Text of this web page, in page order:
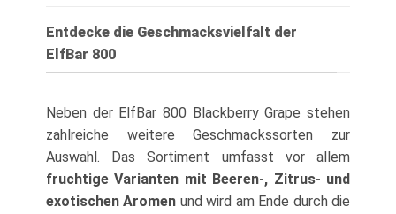
Entdecke die Geschmacksvielfalt der
ElfBar 800
Neben der ElfBar 800 Blackberry Grape stehen
zahlreiche weitere Geschmackssorten zur
Auswahl. Das Sortiment umfasst vor allem
fruchtige Varianten mit Beeren-, Zitrus- und
exotischen Aromen und wird am Ende durch die